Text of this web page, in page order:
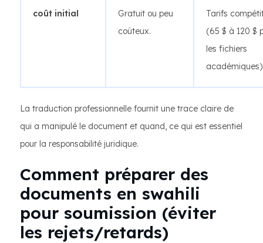
coût initial
Gratuit ou peu
coûteux.
Tarifs
(65 $ à 120 $
les fichiers
La traduction professionnelle fournit une trace claire de
qui a manipulé le document et quand, ce qui est essentiel
pour la responsabilité juridique.
Comment préparer des
documents en swahili
pour soumission (éviter
les rejets/retards)